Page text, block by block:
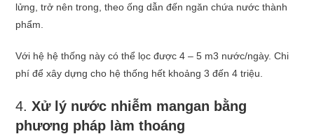
lửng, trở nên trong, theo ống dẫn đến ngăn chứa nước thành
phẩm.
Với hệ hệ thống này có thể lọc được 4 – 5 m3 nước/ngày. Chi
phí để xây dựng cho hệ thống hết khoảng 3 đến 4 triệu.
4.Xử lý nước nhiễm mangan bằng
phương pháp làm thoáng